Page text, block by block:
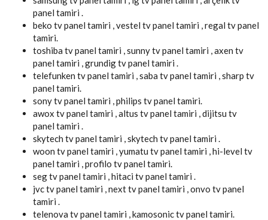
panel tamiri .
beko tv panel tamiri , vestel tv panel tamiri , regal tv panel
tamiri.
toshiba tv panel tamiri , sunny tv panel tamiri , axen tv
panel tamiri , grundig tv panel tamiri .
telefunken tv panel tamiri , saba tv panel tamiri , sharp tv
panel tamiri.
sony tv panel tamiri , philips tv panel tamiri.
awox tv panel tamiri , altus tv panel tamiri , dijitsu tv
panel tamiri .
skytech tv panel tamiri , skytech tv panel tamiri .
woon tv panel tamiri , yumatu tv panel tamiri , hi-level tv
panel tamiri , profilo tv panel tamiri.
seg tv panel tamiri , hitaci tv panel tamiri .
jvc tv panel tamiri , next tv panel tamiri , onvo tv panel
tamiri .
telenova tv panel tamiri , kamosonic tv panel tamiri.